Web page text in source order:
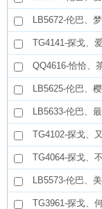
LB5672-伦巴、
TG4141-探戈、
QQ4616-恰恰、
LB5625-伦巴、
LB5633-伦巴、
TG4102-探戈、
TG4064-探戈、
LB5573-伦巴、
TG3961-探戈、